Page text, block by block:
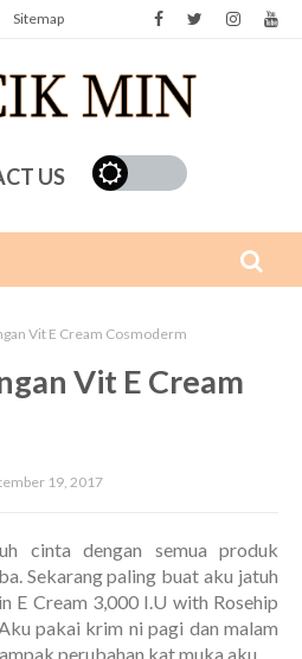
Sitemap
US
Vit E Cream Cosmoderm
Vit E Cream
19, 2017
cinta dengan semua produk
Sekarang paling buat aku jatuh
E Cream 3,000 I.U with Rosehip
pakai krim ni pagi dan malam
perubahan kat muka aku.